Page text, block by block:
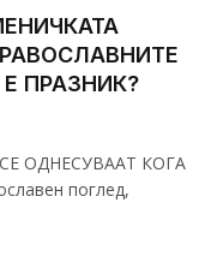
ПРАЗНИК?
ОДНЕСУВААТ КОГА
поглед,